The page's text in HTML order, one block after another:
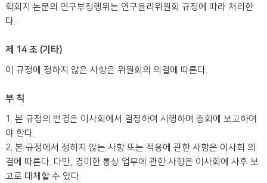
학회지 논문의 연구부정행위는 연구윤리위원회 규정에 따라 처리한
다.
제 14 조 (기타)
이 규정에 정하지 않은 사항은 위원회의 의결에 따른다.
부 칙
1. 본 규정의 변경은 이사회에서 결정하여 시행하며 총회에 보고하여
야 한다.
2. 본 규정에서 정하지 않는 사항 또는 적용에 관한 사항은 이사회 의
결에 따른다. 다만, 경미한 통상 업무에 관한 사항은 이사회에 사후 보
고로 대체할 수 있다.